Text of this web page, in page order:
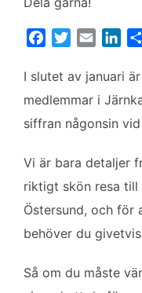
c
e
o
k
i
t
e
a
i
n
k
d
n
I slutet av januari
medlemmar i
siffran någonsin
Vi är bara detaljer
riktigt skön resa
Östersund, och för
behöver du
Så om du måste